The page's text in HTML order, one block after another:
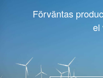
Förväntas
el